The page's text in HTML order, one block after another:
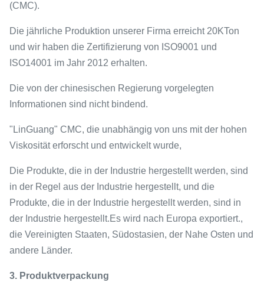
(CMC).
Die jährliche Produktion unserer Firma erreicht 20KTon
und wir haben die Zertifizierung von ISO9001 und
ISO14001 im Jahr 2012 erhalten.
Die von der chinesischen Regierung vorgelegten
Informationen sind nicht bindend.
"LinGuang" CMC, die unabhängig von uns mit der hohen
Viskosität erforscht und entwickelt wurde,
Die Produkte, die in der Industrie hergestellt werden, sind
in der Regel aus der Industrie hergestellt, und die
Produkte, die in der Industrie hergestellt werden, sind in
der Industrie hergestellt.Es wird nach Europa exportiert.,
die Vereinigten Staaten, Südostasien, der Nahe Osten und
andere Länder.
3. Produktverpackung